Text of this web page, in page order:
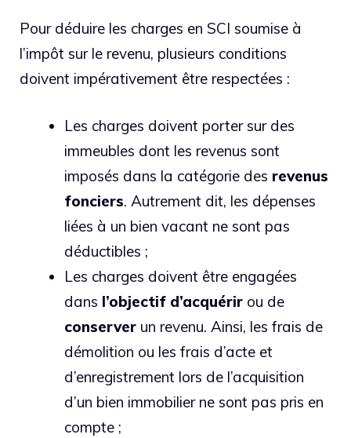
Pour déduire les charges en SCI soumise à
l’impôt sur le revenu, plusieurs conditions
doivent impérativement être respectées :
Les charges doivent porter sur des
immeubles dont les revenus sont
imposés dans la catégorie des revenus
fonciers. Autrement dit, les dépenses
liées à un bien vacant ne sont pas
déductibles ;
Les charges doivent être engagées
dans l’objectif d’acquérir ou de
conserver un revenu. Ainsi, les frais de
démolition ou les frais d’acte et
d’enregistrement lors de l’acquisition
d’un bien immobilier ne sont pas pris en
compte ;